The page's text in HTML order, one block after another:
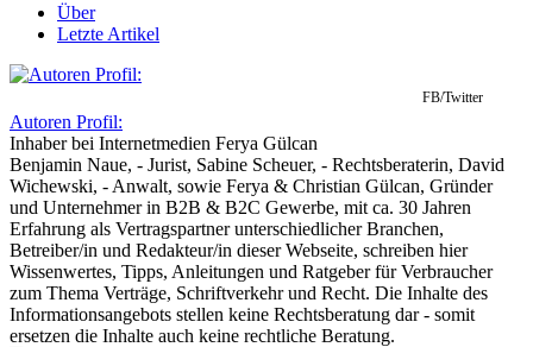
Über
Letzte Artikel
FB/Twitter
Autoren Profil:
Inhaberbei Internetmedien Ferya Gülcan
Benjamin Naue, - Jurist, Sabine Scheuer, - Rechtsberaterin, David
Wichewski, - Anwalt, sowie Ferya & Christian Gülcan, Gründer
und Unternehmer in B2B & B2C Gewerbe, mit ca. 30 Jahren
Erfahrung als Vertragspartner unterschiedlicher Branchen,
Betreiber/in und Redakteur/in dieser Webseite, schreiben hier
Wissenwertes, Tipps, Anleitungen und Ratgeber für Verbraucher
zum Thema Verträge, Schriftverkehr und Recht. Die Inhalte des
Informationsangebots stellen keine Rechtsberatung dar - somit
ersetzen die Inhalte auch keine rechtliche Beratung.